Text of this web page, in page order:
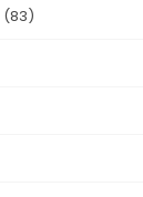
(83)